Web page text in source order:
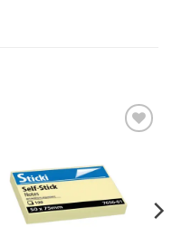
ΛΊΣΤΑ
ΕΠΙΘΥΜΙΏΝ